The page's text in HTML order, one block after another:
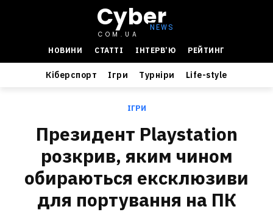
Cyber
COM.UA
НОВИНИ
СТАТТІ ІНТЕРВ’Ю РЕЙТИНГ
Кіберспорт Ігри Турніри Life-style
ІГРИ
Президент Playstation
розкрив, яким чином
обираються ексклюзиви
для портування на ПК